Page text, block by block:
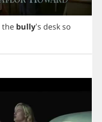
the bully's desk so